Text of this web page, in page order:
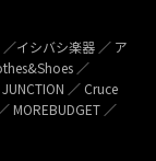
／イシバシ楽器 ／ ア
／
／ Cruce
MOREBUDGET ／